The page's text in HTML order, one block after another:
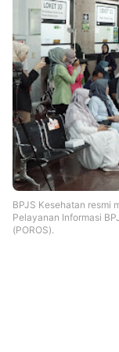
BPJS Kesehatan resmi
Pelayanan Informasi
(POROS).